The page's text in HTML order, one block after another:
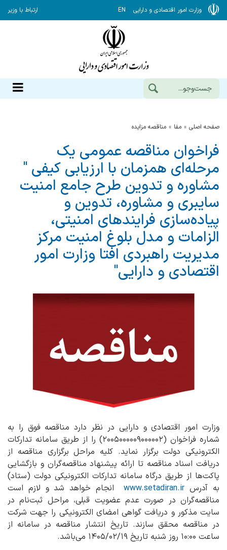
وزارت امور اقتصادی و دارایی EN ارتباط با وزیر
صفحه اصلی مفا مناقصه مزایده
فراخوان مناقصه عمومی یک
مرحله‌ای همزمان با ارزیابی کیفی "
مشاوره و تدوین طرح جامع امنیت
سایبری و مشاوره، تدوین و
پیاده‌سازی فرایندهای امنیتی،
الزامات و مدل بلوغ امنیت مرکز
مدیریت راهبردی افتا وزارت امور
اقتصادی و دارایی"
وزارت امور اقتصادی و دارایی در نظر دارد مناقصه فوق را به
شماره فراخوان (۲۰۰۵۰۰۰۰۰۹۰۰۰۰۰۲) را از طریق سامانه تدارکات
الکترونیکی دولت برگزار نماید. کلیه مراحل برگزاری مناقصه از
دریافت اسناد مناقصه تا ارائه پیشنهاد مناقصه‌گران و بازگشایی
پاکت‌ها از طریق درگاه سامانه تدارکات الکترونیکی دولت (ستاد)
به آدرس www.setadiran.irانجام خواهد شد و لازم است
مناقصه‌گران در صورت عدم عضویت قبلی، مراحل ثبت‌نام در
سایت مذکور و دریافت گواهی امضای الکترونیکی را جهت شرکت
در مناقصه محقق سازند. تاریخ انتشار مناقصه در سامانه از
ساعت ۱۰:۰۰ روز شنبه تاریخ ۱۴۰۵/۰۲/۱۹ می‌باشد.